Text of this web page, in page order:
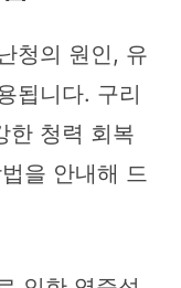
청의 원인, 유
됩니다. 구리
한 청력 회복
을 안내해 드